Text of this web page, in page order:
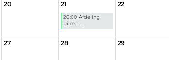
20 21
20:00 Afdeling
bijeen ...
22
27 28 29